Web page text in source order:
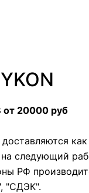
20000 руб
следующий
РФ
"СДЭК".